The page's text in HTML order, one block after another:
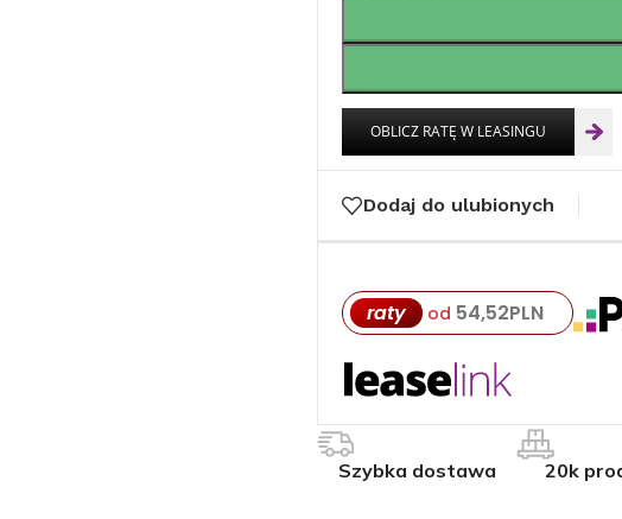
Dodaj do ulubionych
raty od 54,52PLN
Szybka dostawa 20k